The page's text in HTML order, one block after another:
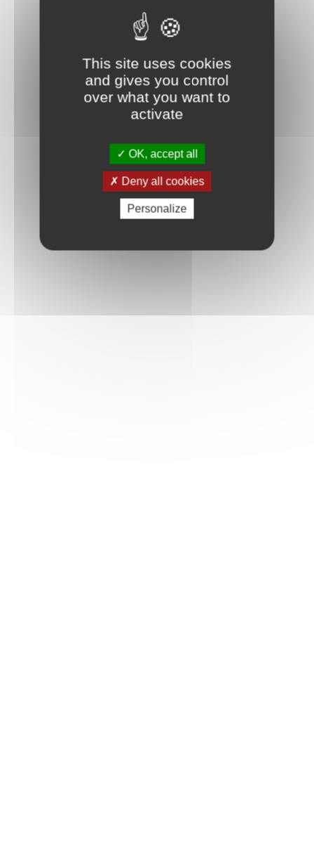
This site uses cookies
and gives you control
over what you want to
activate
OK, accept all
Deny all cookies
Personalize